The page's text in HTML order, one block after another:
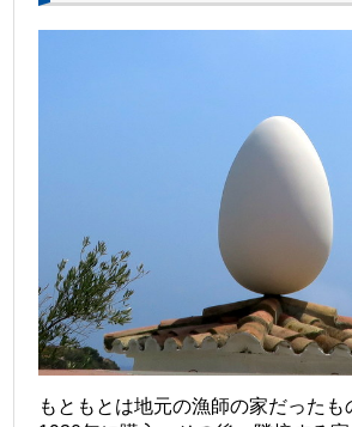
もともとは地元の漁師の家だったも